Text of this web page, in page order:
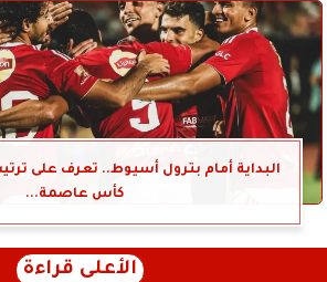
البداية أمام بترول أسيوط.. تعرف على
كأس عاصمة...
الأعلى قراءة